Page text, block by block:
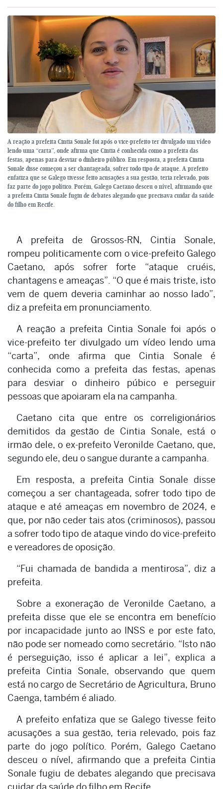
A reação a prefeita Cintia Sonale foi após o vice-prefeito ter divulgado um vídeo
lendo uma “carta”, onde afirma que Cintia é conhecida como a prefeita das
festas, apenas para desviar o dinheiro público. Em resposta, a prefeita Cintia
Sonale disse começou a ser chantageada, sofrer todo tipo de ataque. A prefeito
enfatiza que se Galego tivesse feito acusações a sua gestão, teria relevado, pois
faz parte do jogo político. Porém, Galego Caetano desceu o nível, afirmando que
a prefeita Cintia Sonale fugiu de debates alegando que precisava cuidar da saúde
do filho em Recife.
A prefeita de Grossos-RN, Cintia Sonale,
rompeu politicamente com o vice-prefeito Galego
Caetano, após sofrer forte “ataque cruéis,
chantagens e ameaças”. “O que é mais triste, isto
vem de quem deveria caminhar ao nosso lado”,
diz a prefeita em pronunciamento.
A reação a prefeita Cintia Sonale foi após o
vice-prefeito ter divulgado um vídeo lendo uma
“carta”, onde afirma que Cintia Sonale é
conhecida como a prefeita das festas, apenas
para desviar o dinheiro púbico e perseguir
pessoas que apoiaram ela na campanha.
Caetano cita que entre os correligionários
demitidos da gestão de Cintia Sonale, está o
irmão dele, o ex-prefeito Veronilde Caetano, que,
segundo ele, deu o sangue durante a campanha.
Em resposta, a prefeita Cintia Sonale disse
começou a ser chantageada, sofrer todo tipo de
ataque e até ameaças em novembro de 2024, e
que, por não ceder tais atos (criminosos), passou
a sofrer todo tipo de ataque vindo do vice-prefeito
e vereadores de oposição.
“Fui chamada de bandida a mentirosa”, diz a
prefeita.
Sobre a exoneração de Veronilde Caetano, a
prefeita disse que ele se encontra em benefício
por incapacidade junto ao INSS e por este fato,
não pode ser nomeado como secretário. “Isto não
é perseguição, isso é aplicar a lei”, explica a
prefeita Cintia Sonale, observando que quem
está no cargo de Secretário de Agricultura, Bruno
Caenga, também é aliado.
A prefeito enfatiza que se Galego tivesse feito
acusações a sua gestão, teria relevado, pois faz
parte do jogo político. Porém, Galego Caetano
desceu o nível, afirmando que a prefeita Cintia
Sonale fugiu de debates alegando que precisava
cuidar da saúde do filho em Recife.